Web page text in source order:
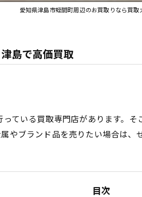
愛知県津島市蛭間町周辺のお買取りなら買取
島で高価買取
ている買取専門店があります。
やブランド品を売りたい場合は、
目次